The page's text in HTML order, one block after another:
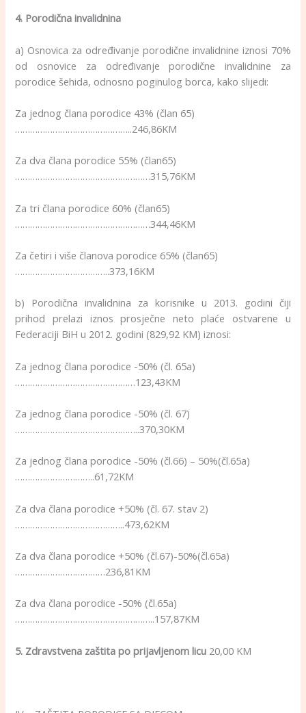
4. Porodična invalidnina
a) Osnovica za određivanje porodične invalidnine iznosi 70%
od osnovice za određivanje porodične invalidnine za
porodice šehida, odnosno poginulog borca, kako slijedi:
Za jednog člana porodice 43% (član 65)
………………………………………..246,86KM
Za dva člana porodice 55% (član65)
………………………………………………315,76KM
Za tri člana porodice 60% (član65)
………………………………………………344,46KM
Za četiri i više članova porodice 65% (član65)
………………………………..373,16KM
b) Porodična invalidnina za korisnike u 2013. godini čiji
prihod prelazi iznos prosječne neto plaće ostvarene u
Federaciji BiH u 2012. godini (829,92 KM) iznosi:
Za jednog člana porodice -50% (čl. 65a)
…………………………………………123,43KM
Za jednog člana porodice -50% (čl. 67)
…………………………………………..370,30KM
Za jednog člana porodice -50% (čl.66) – 50%(čl.65a)
…………………………..61,72KM
Za dva člana porodice +50% (čl. 67. stav 2)
……………………………………..473,62KM
Za dva člana porodice +50% (čl.67)-50%(čl.65a)
………………………………236,81KM
Za dva člana porodice -50% (čl.65a)
………………………………………………..157,87KM
5. Zdravstvena zaštita po prijavljenom licu 20,00 KM